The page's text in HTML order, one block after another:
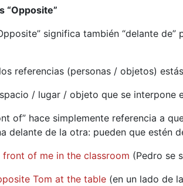
“Opposite”
significa también “delante
referencias (personas / objetos)
/ lugar / objeto que se interpone
of” hace simplemente referencia a
delante de la otra: pueden que estén
front of me in the classroom (Pedro se
Tom at the table(en un lado de